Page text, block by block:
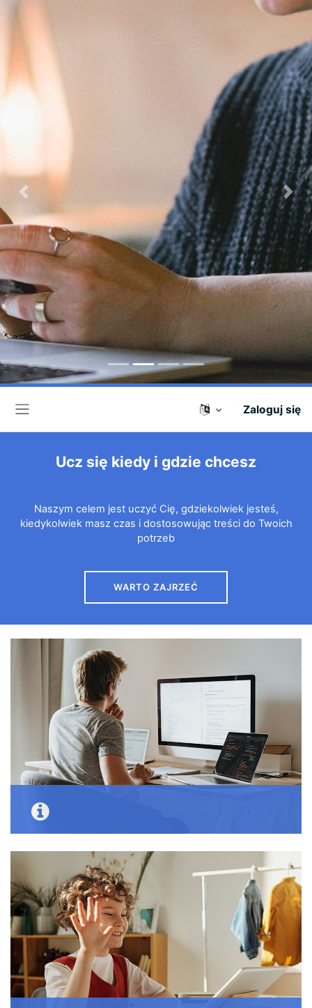
Previous Next
Zaloguj się
Ucz się kiedy i gdzie chcesz
Naszym celem jest uczyć Cię, gdziekolwiek jesteś,
kiedykolwiek masz czas i dostosowując treści do Twoich
potrzeb
WARTO ZAJRZEĆ